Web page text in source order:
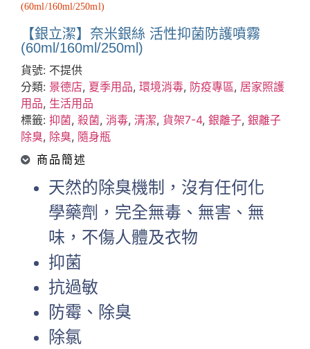
(60ml/160ml/250ml)
【銀立潔】奈米銀絲 活性抑菌防護噴霧
(60ml/160ml/250ml)
貨號: 不提供
分類: 景德店, 夏季用品, 環境消毒, 防疫專區, 居家照護
用品, 生活用品
標籤: 抑菌, 殺菌, 消毒, 清潔, 貨架7-4, 銀離子, 銀離子
除臭, 除臭, 隨身瓶
商品簡述
天然的除臭機制，沒有任何化
學藥劑，完全無毒、無害、無
味，不傷人體及衣物
抑菌
抗過敏
防霉、除臭
除氯